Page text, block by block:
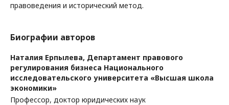
правоведения и исторический метод.
Биографии авторов
Наталия Ерпылева, Департамент правового
регулирования бизнеса Национального
исследовательского университета «Высшая школа
экономики»
Профессор, доктор юридических наук